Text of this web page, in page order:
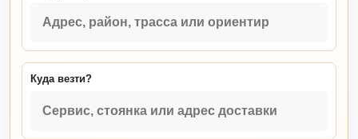
Куда везти?